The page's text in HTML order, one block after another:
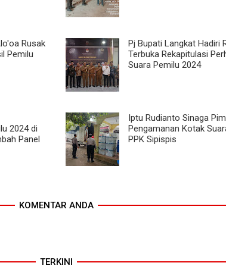
Rusak
Pemilu
Pj Bupati Langkat Hadiri
Terbuka Rekapitulasi
Suara Pemilu 2024
2024 di
Panel
Iptu Rudianto Sinaga
Pengamanan Kotak
PPK Sipispis
KOMENTAR ANDA
TERKINI